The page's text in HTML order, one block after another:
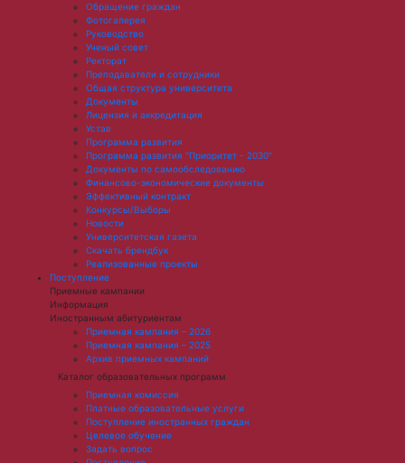
Обращение граждан
Фотогалерея
Руководство
Ученый совет
Ректорат
Преподаватели и сотрудники
Общая структура университета
Документы
Лицензия и аккредитация
Устав
Программа развития
Программа развития "Приоритет - 2030"
Документы по самообследованию
Финансово-экономические документы
Эффективный контракт
Конкурсы/Выборы
Новости
Университетская газета
Скачать брендбук
Реализованные проекты
Поступление
Приемные кампании
Информация
Иностранным абитуриентам
Приемная кампания – 2026
Приемная кампания – 2025
Архив приемных кампаний
Каталог образовательных программ
Приемная комиссия
Платные образовательные услуги
Поступление иностранных граждан
Целевое обучение
Задать вопрос